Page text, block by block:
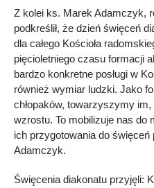
Z kolei ks. Marek Adamczyk,
podkreślił, że dzień święceń
dla całego Kościoła
pięcioletniego czasu formacji
bardzo konkretne posługi w
również wymiar ludzki. Jako
chłopaków, towarzyszymy
wzrostu. To mobilizuje nas do
ich przygotowania do święceń
Adamczyk.
Święcenia diakonatu przyjęli: